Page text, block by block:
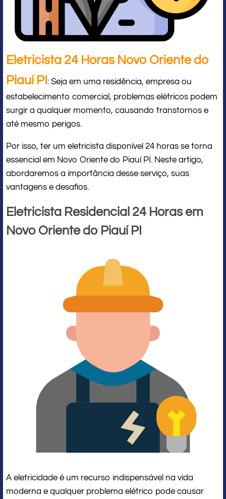
Eletricista 24 Horas Novo Oriente do
Piauí PI : Seja em uma residência, empresa ou
estabelecimento comercial, problemas elétricos podem
surgir a qualquer momento, causando transtornos e
até mesmo perigos.
Por isso, ter um eletricista disponível 24 horas se torna
essencial em Novo Oriente do Piauí PI. Neste artigo,
abordaremos a importância desse serviço, suas
vantagens e desafios.
Eletricista Residencial 24 Horas em
Novo Oriente do Piauí PI
A eletricidade é um recurso indispensável na vida
moderna e qualquer problema elétrico pode causar